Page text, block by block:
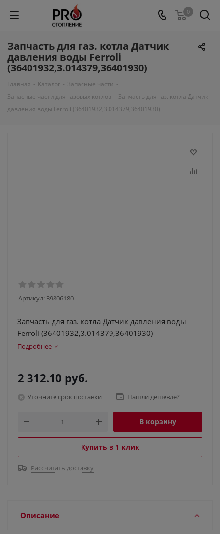
0
Запчасть для газ. котла Датчик
давления воды Ferroli
(36401932,3.014379,36401930)
Главная - Каталог - Запасные части -
Запасные части для газовых котлов - Запчасть для газ. котла Датчик
давления воды Ferroli (36401932,3.014379,36401930)
Артикул: 39806180
Запчасть для газ. котла Датчик давления воды
Ferroli (36401932,3.014379,36401930)
Подробнее
2 312.10 руб.
Уточните срок поставки Нашли дешевле?
В корзину
Купить в 1 клик
Рассчитать доставку
Описание